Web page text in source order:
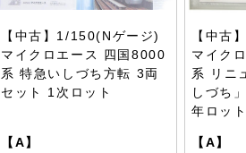
【中古】1/150(Nゲージ)
マイクロエース 四国8000
系 特急いしづち方転 3両
セット 1次ロット
【A】
【中古
マイク
系 リニ
しづち
年ロット
【A】